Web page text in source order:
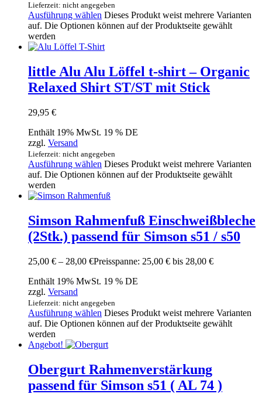
Lieferzeit: nicht angegeben
Ausführung wählen Dieses Produkt weist mehrere Varianten
auf. Die Optionen können auf der Produktseite gewählt
werden
little Alu Alu Löffel t-shirt – Organic
Relaxed Shirt ST/ST mit Stick
29,95 €
Enthält 19% MwSt. 19 % DE
zzgl. Versand
Lieferzeit: nicht angegeben
Ausführung wählen Dieses Produkt weist mehrere Varianten
auf. Die Optionen können auf der Produktseite gewählt
werden
Simson Rahmenfuß Einschweißbleche
(2Stk.) passend für Simson s51 / s50
25,00 € – 28,00 €Preisspanne: 25,00 € bis 28,00 €
Enthält 19% MwSt. 19 % DE
zzgl. Versand
Lieferzeit: nicht angegeben
Ausführung wählen Dieses Produkt weist mehrere Varianten
auf. Die Optionen können auf der Produktseite gewählt
werden
Angebot!
Obergurt Rahmenverstärkung
passend für Simson s51 ( AL 74 )